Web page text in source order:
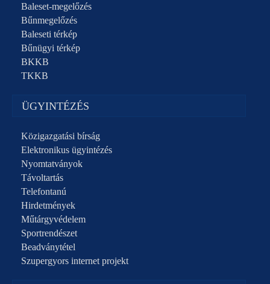
Baleset-megelőzés
Bűnmegelőzés
Baleseti térkép
Bűnügyi térkép
BKKB
TKKB
ÜGYINTÉZÉS
Közigazgatási bírság
Elektronikus ügyintézés
Nyomtatványok
Távoltartás
Telefontanú
Hirdetmények
Műtárgyvédelem
Sportrendészet
Beadványtétel
Szupergyors internet projekt